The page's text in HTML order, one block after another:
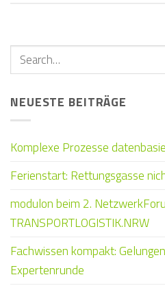
NEUESTE BEITRÄGE
Komplexe Prozesse
Ferienstart: Rettungsgasse
modulon beim 2.
TRANSPORTLOGISTIK.NRW
Fachwissen kompakt:
Expertenrunde